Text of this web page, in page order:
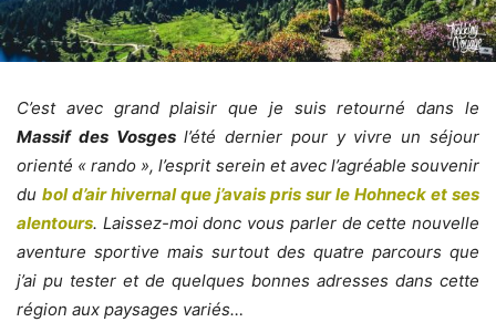
C’est avec grand plaisir que je suis retourné dans le
Massif des Vosgesl’été dernier pour y vivre un séjour
orienté « rando », l’esprit serein et avec l’agréable souvenir
du bol d’air hivernal que j’avais pris sur le Hohneck et ses
alentours. Laissez-moi donc vous parler de cette nouvelle
aventure sportive mais surtout des quatre parcours que
j’ai pu tester et de quelques bonnes adresses dans cette
région aux paysages variés…